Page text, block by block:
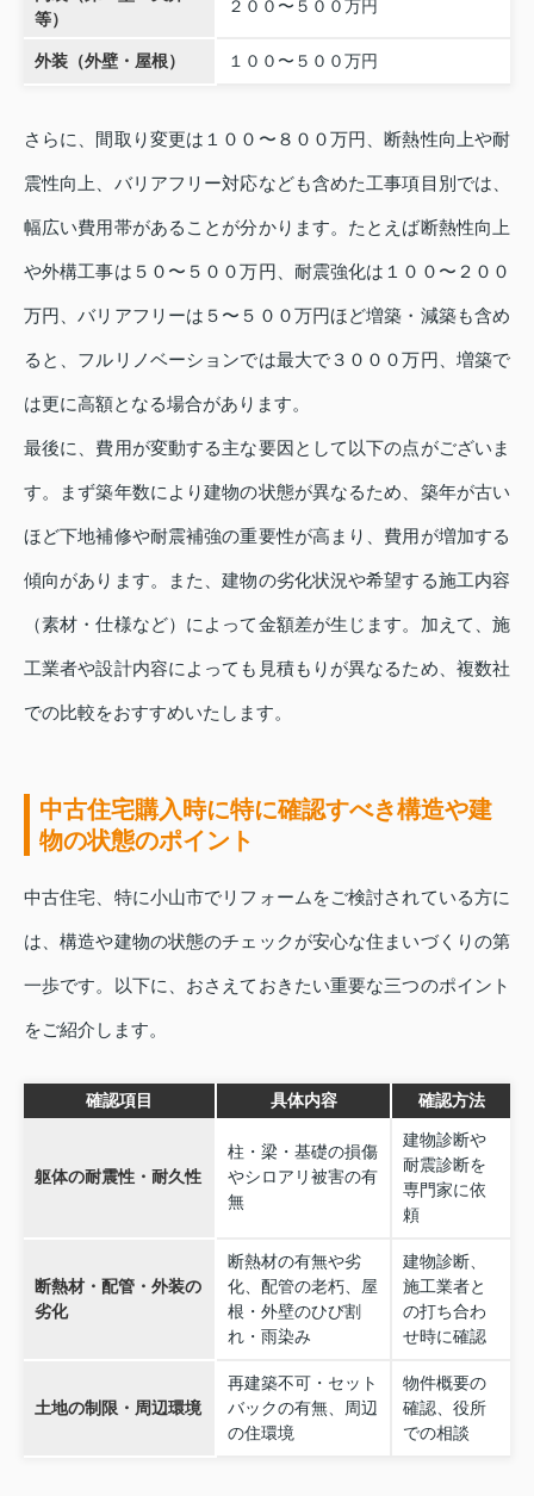
等）
２００〜５００万円
外装（外壁・屋根） １００〜５００万円
さらに、間取り変更は１００〜８００万円、断熱性向上や耐
震性向上、バリアフリー対応なども含めた工事項目別では、
幅広い費用帯があることが分かります。たとえば断熱性向上
や外構工事は５０〜５００万円、耐震強化は１００〜２００
万円、バリアフリーは５〜５００万円ほど増築・減築も含め
ると、フルリノベーションでは最大で３０００万円、増築で
は更に高額となる場合があります。
最後に、費用が変動する主な要因として以下の点がございま
す。まず築年数により建物の状態が異なるため、築年が古い
ほど下地補修や耐震補強の重要性が高まり、費用が増加する
傾向があります。また、建物の劣化状況や希望する施工内容
（素材・仕様など）によって金額差が生じます。加えて、施
工業者や設計内容によっても見積もりが異なるため、複数社
での比較をおすすめいたします。
中古住宅購入時に特に確認すべき構造や建
物の状態のポイント
中古住宅、特に小山市でリフォームをご検討されている方に
は、構造や建物の状態のチェックが安心な住まいづくりの第
一歩です。以下に、おさえておきたい重要な三つのポイント
をご紹介します。
確認項目 具体内容 確認方法
躯体の耐震性・耐久性
柱・梁・基礎の損傷
やシロアリ被害の有
無
建物診断や
耐震診断を
専門家に依
頼
断熱材・配管・外装の
劣化
断熱材の有無や劣
化、配管の老朽、屋
根・外壁のひび割
れ・雨染み
建物診断、
施工業者と
の打ち合わ
せ時に確認
土地の制限・周辺環境
再建築不可・セット
バックの有無、周辺
の住環境
物件概要の
確認、役所
での相談